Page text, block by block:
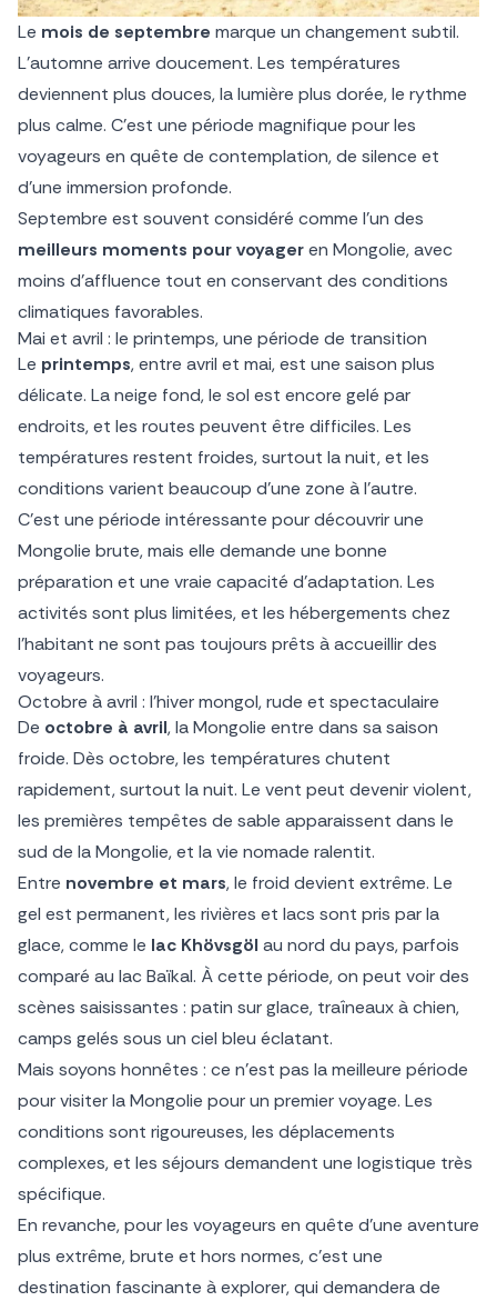
Le mois de septembre marque un changement subtil.
L’automne arrive doucement. Les températures
deviennent plus douces, la lumière plus dorée, le rythme
plus calme. C’est une période magnifique pour les
voyageurs en quête de contemplation, de silence et
d’une immersion profonde.
Septembre est souvent considéré comme l’un des
meilleurs moments pour voyageren Mongolie, avec
moins d’affluence tout en conservant des conditions
climatiques favorables.
Mai et avril : le printemps, une période de transition
Le printemps, entre avril et mai, est une saison plus
délicate. La neige fond, le sol est encore gelé par
endroits, et les routes peuvent être difficiles. Les
températures restent froides, surtout la nuit, et les
conditions varient beaucoup d’une zone à l’autre.
C’est une période intéressante pour découvrir une
Mongolie brute, mais elle demande une bonne
préparation et une vraie capacité d’adaptation. Les
activités sont plus limitées, et les hébergements chez
l’habitant ne sont pas toujours prêts à accueillir des
voyageurs.
Octobre à avril : l’hiver mongol, rude et spectaculaire
De octobre à avril, la Mongolie entre dans sa saison
froide. Dès octobre, les températures chutent
rapidement, surtout la nuit. Le vent peut devenir violent,
les premières tempêtes de sable apparaissent dans le
sud de la Mongolie, et la vie nomade ralentit.
Entre novembre et mars, le froid devient extrême. Le
gel est permanent, les rivières et lacs sont pris par la
glace, comme le lac Khövsgöl au nord du pays, parfois
comparé au lac Baïkal. À cette période, on peut voir des
scènes saisissantes : patin sur glace, traîneaux à chien,
camps gelés sous un ciel bleu éclatant.
Mais soyons honnêtes : ce n’est pas la meilleure période
pour visiter la Mongolie pour un premier voyage. Les
conditions sont rigoureuses, les déplacements
complexes, et les séjours demandent une logistique très
spécifique.
En revanche, pour les voyageurs en quête d’une aventure
plus extrême, brute et hors normes, c’est une
destination fascinante à explorer, qui demandera de